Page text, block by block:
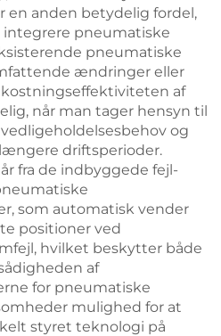
en anden betydelig fordel,
pneumatiske
pneumatiske
ændringer eller
af
når man tager hensyn til
og
driftsperioder.
fra de indbyggede fejl-
som automatisk vender
positioner ved
hvilket beskytter både
af
for pneumatiske
mulighed for at
styret teknologi på